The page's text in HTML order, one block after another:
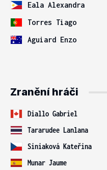
Eala Alexandra
Torres Tiago
Aguiard Enzo
Zranění hráči
Diallo Gabriel
Tararudee Lanlana
Siniaková Kateřina
Munar Jaume